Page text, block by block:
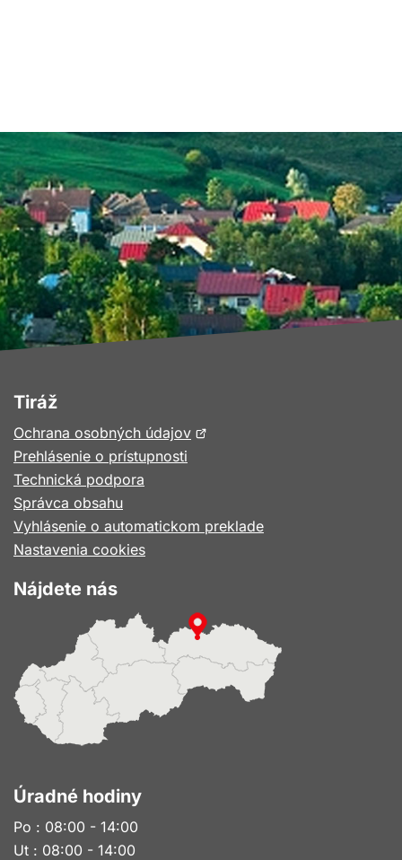
Tiráž
Ochrana osobných údajovOtvorí
okne
Prehlásenie o prístupnosti
Technická podpora
Správca obsahu
Vyhlásenie o automatickom preklade
Nastavenia cookies
Nájdete nás
Úradné hodiny
Po : 08:00 - 14:00
Ut : 08:00 - 14:00